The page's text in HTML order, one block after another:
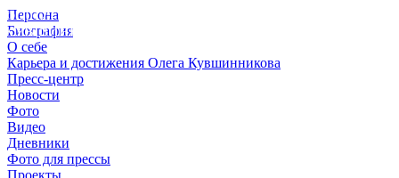
Персона
Биография
О себе
Карьера и достижения Олега Кувшинникова
Пресс-центр
Новости
Фото
Видео
Дневники
Фото для прессы
Проекты
© 2012 - 2023,
КУВШИННИКОВ О.А.